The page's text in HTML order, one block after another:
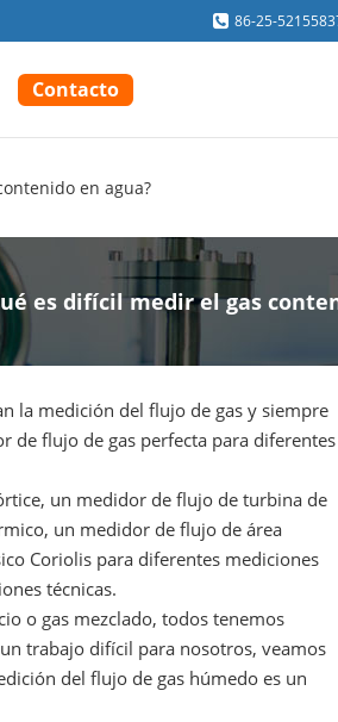
86-25-
Contacto
en agua?
es difícil medir el gas
la medición del flujo de gas y siempre
de flujo de gas perfecta para diferentes
un medidor de flujo de turbina de
un medidor de flujo de área
Coriolis para diferentes mediciones
técnicas.
o gas mezclado, todos tenemos
trabajo difícil para nosotros, veamos
del flujo de gas húmedo es un